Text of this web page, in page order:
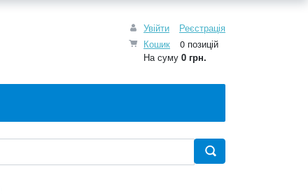
Увійти
Реєстрація
Кошик
0 позицій
На суму 0 грн.